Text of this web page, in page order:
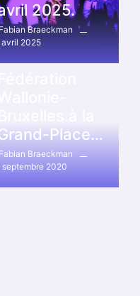
2025.
Fabian Braeckman
avril 2025
, Concert
Place…
Fabian Braeckman
septembre 2020